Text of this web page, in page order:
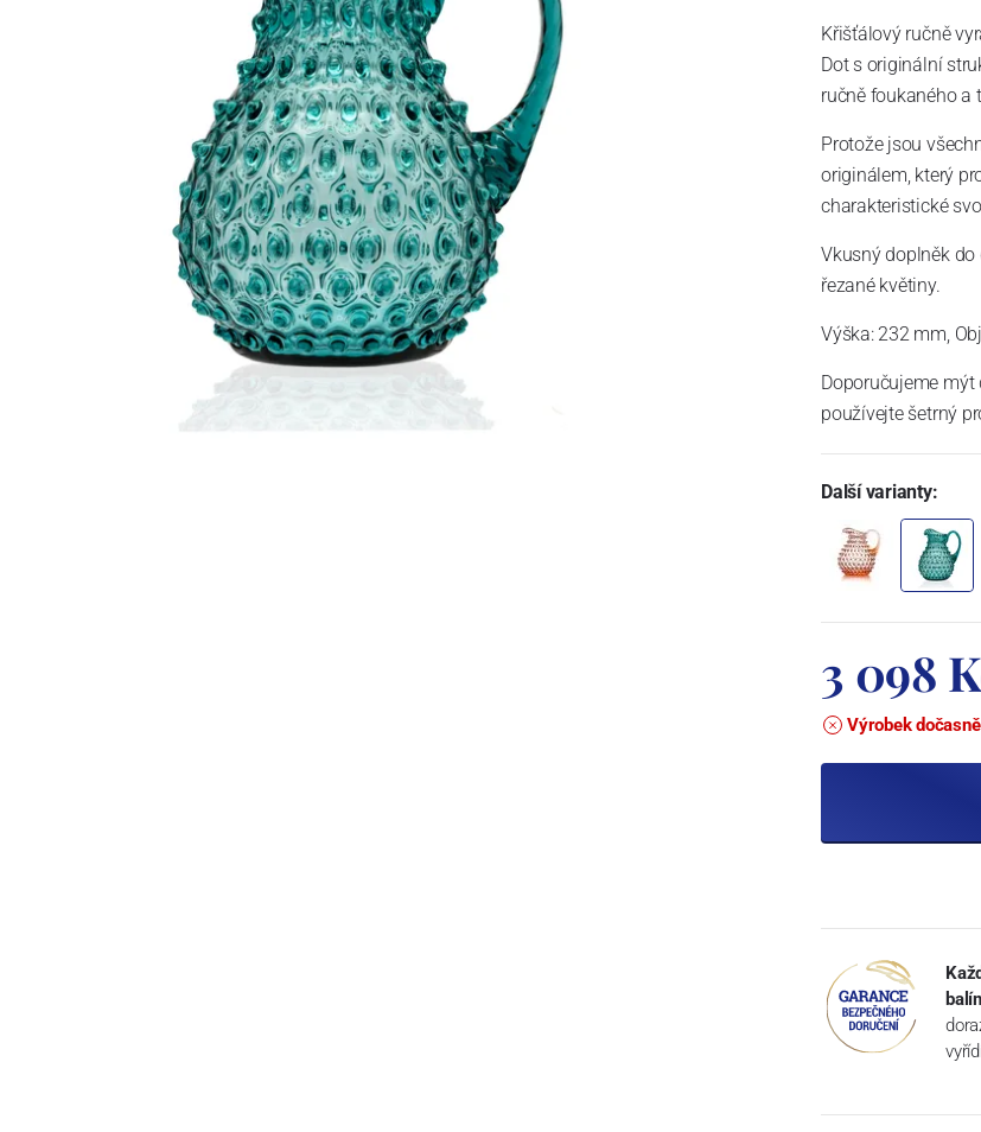
Křišťálový ručně
Dot s originální
ručně foukaného a
Protože jsou
originálem, který
charakteristické
Vkusný doplněk
řezané květiny.
Výška: 232 mm,
Doporučujeme
používejte šetrný
Další varianty:
3 098
Výrobek